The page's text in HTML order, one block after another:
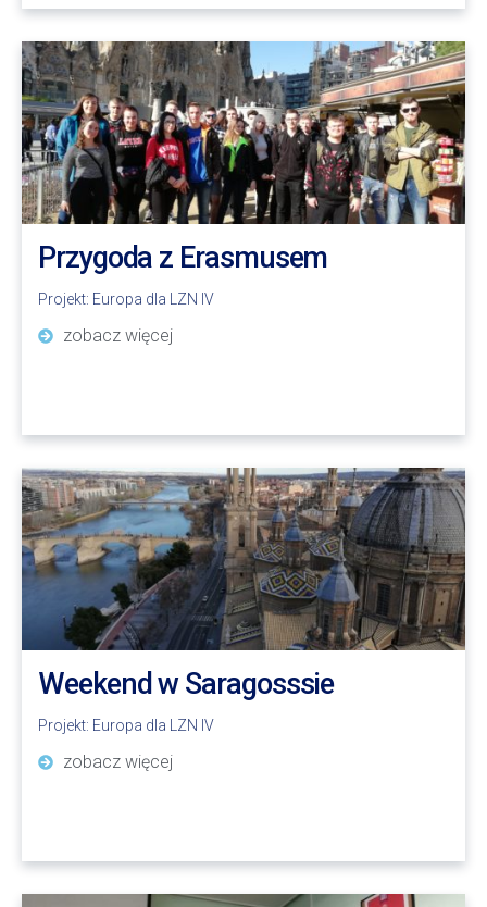
Przygoda z Erasmusem
Projekt: Europa dla LZN IV
zobacz więcej
Weekend w Saragosssie
Projekt: Europa dla LZN IV
zobacz więcej